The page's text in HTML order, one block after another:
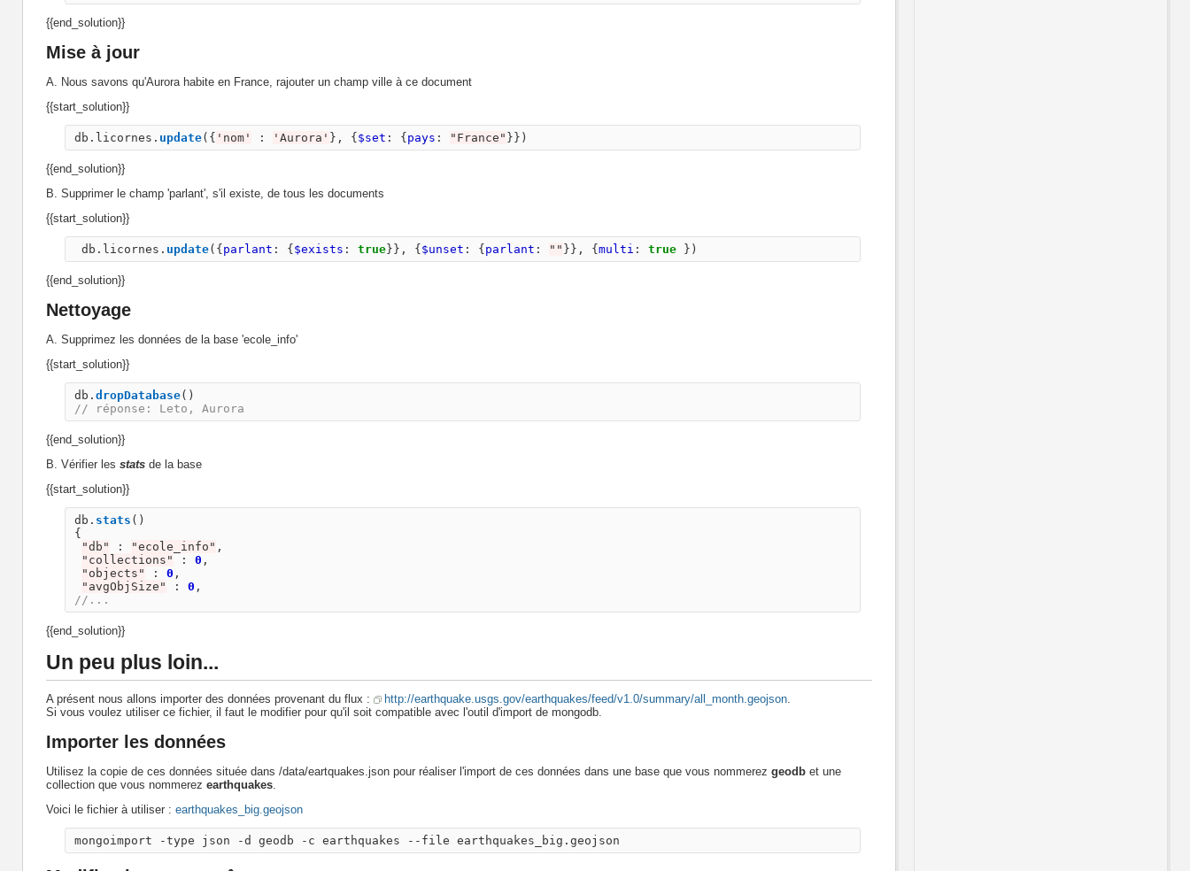
{{end_solution}}
Mise à jour
A. Nous savons qu'Aurora habite en France, rajouter un champ ville à ce document
{{start_solution}}
db . licornes . update({ ' nom' : ' Aurora ' }, { $set : { pays : " France " }})
{{end_solution}}
B. Supprimer le champ 'parlant', s'il existe, de tous les documents
{{start_solution}}
db . licornes . update({ parlant : { $exists : true}}, { $unset : { parlant : "" }}, { multi : true })
{{end_solution}}
Nettoyage
A. Supprimez les données de la base 'ecole_info'
{{start_solution}}
db . dropDatabase()
// réponse: Leto, Aurora
{{end_solution}}
B. Vérifier les stats de la base
{{start_solution}}
db . stats ()
{
"db " : "ecole_info " ,
" collections " : 0 ,
" objects " : 0 ,
" avgObjSize " : 0 ,
//...
{{end_solution}}
Un peu plus loin...
A présent nous allons importer des données provenant du flux : http://earthquake.usgs.gov/earthquakes/feed/v1.0/summary/all_month.geojson.
Si vous voulez utiliser ce fichier, il faut le modifier pour qu'il soit compatible avec l'outil d'import de mongodb.
Importer les données
Utilisez la copie de ces données située dans /data/eartquakes.json pour réaliser l'import de ces données dans une base que vous nommerez geodb et une
collection que vous nommerez earthquakes.
Voici le fichier à utiliser : earthquakes_big.geojson
mongoimport -type json -d geodb -c earthquakes --file earthquakes_big.geojson